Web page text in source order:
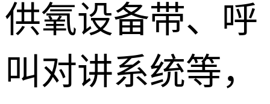
供氧设备带、呼
叫对讲系统等，